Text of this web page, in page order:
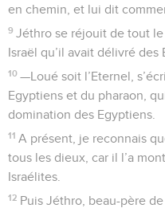
en chemin, et lui dit
9 Jéthro se réjouit de tout
Israël qu’il avait délivré des
10 —Loué soit l’Eternel,
Egyptiens et du pharaon,
domination des Egyptiens.
11 A présent, je reconnais
tous les dieux, car il l’a
Israélites.
12 Puis Jéthro, beau-père